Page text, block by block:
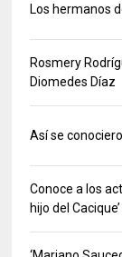
Los hermanos
Rosmery
Diomedes Díaz
Así se
Conoce a los
hijo del Cacique’